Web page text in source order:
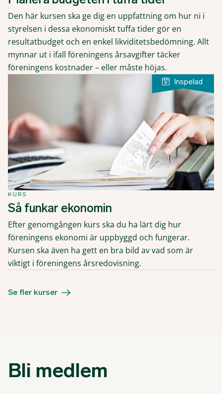
Den här kursen ska ge dig en uppfattning om hur ni i
styrelsen i dessa ekonomiskt tuffa tider gör en
resultatbudget och en enkel likviditetsbedömning. Allt
mynnar ut i ifall föreningens årsavgifter täcker
föreningens kostnader – eller måste höjas.
KURS
Så funkar ekonomin
Efter genomgången kurs ska du ha lärt dig hur
föreningens ekonomi är uppbyggd och fungerar.
Kursen ska även ha gett en bra bild av vad som är
viktigt i föreningens årsredovisning.
Se fler kurser
Bli medlem